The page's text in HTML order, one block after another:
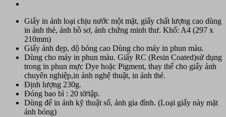
Giấy in ảnh loại chịu nước một mặt, giấy chất lượng cao dùng
in ảnh thẻ, ảnh hồ sơ, ảnh chứng minh thư. Khổ: A4 (297 x
210mm)
Giấy ảnh đẹp, độ bóng cao Dùng cho máy in phun màu.
Dùng cho máy in phun màu. Giấy RC (Resin Coated)sử dụng
trong in phun mực Dye hoặc Pigment, thay thế cho giấy ảnh
chuyên nghiệp,in ảnh nghệ thuật, in ảnh thẻ.
Định lượng 230g.
Đóng bao bì : 20 tờ/tập.
Dùng để in ảnh kỹ thuật số, ảnh gia đình. (Loại giấy này mặt
ảnh bóng)